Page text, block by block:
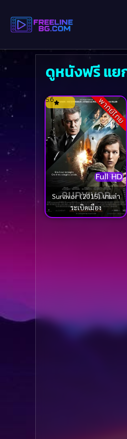
ดูหนังฟรี แย
พากย์ไทย
Full HD
5.6
Survivor (2015) เกมล่า
ระเบิดเมือง